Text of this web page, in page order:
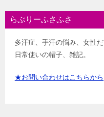
らぶりーふさふさ
多汗症、手汗の悩み、女性
日常使いの帽子、雑記。
★お問い合わせはこちらから